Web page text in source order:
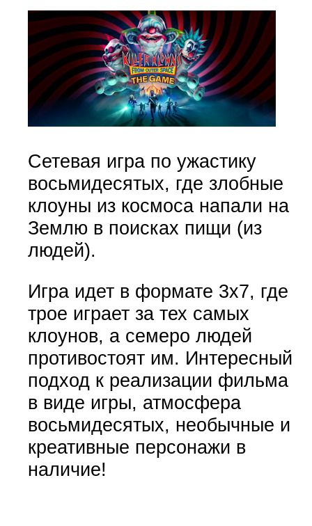
Сетевая игра по ужастику
восьмидесятых, где злобные
клоуны из космоса напали на
Землю в поисках пищи (из
людей).
Игра идет в формате 3х7, где
трое играет за тех самых
клоунов, а семеро людей
противостоят им. Интересный
подход к реализации фильма
в виде игры, атмосфера
восьмидесятых, необычные и
креативные персонажи в
наличие!